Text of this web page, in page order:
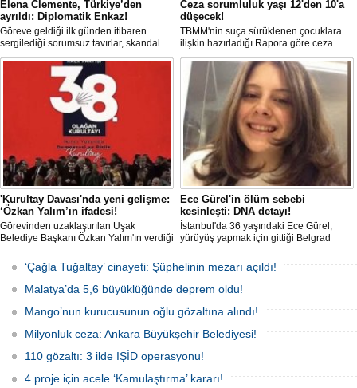
Elena Clemente, Türkiye’den
ayrıldı: Diplomatik Enkaz!
Göreve geldiği ilk günden itibaren
sergilediği sorumsuz tavırlar, skandal
kararlar ve özellikle Türk öğrencilere
uyguladığı vize ambargosuyla tepkilerin
odağında olan İtalya’nın İstanbul
Başkonsolosu Elena Clemente’nin
Türkiye’deki görevi nihayet sona erdi.
Ceza sorumluluk yaşı 12'den 10'a
düşecek!
TBMM'nin suça sürüklenen çocuklara
ilişkin hazırladığı Rapora göre ceza
sorumluluğu yaşının; 12'den 10'a
düşürülmesi planlanıyor.
'Kurultay Davası'nda yeni gelişme:
‘Özkan Yalım’ın ifadesi!
Görevinden uzaklaştırılan Uşak
Belediye Başkanı Özkan Yalım'ın verdiği
Ece Gürel'in ölüm sebebi
kesinleşti: DNA detayı!
İstanbul'da 36 yaşındaki Ece Gürel,
yürüyüş yapmak için gittiği Belgrad
karıştı. 4 gün sonra sağ bulunan ancak
kaldırıldığı hastanede hayatını
kaybeden Ece'nin ölümüyle ilgili
soruşturma tamamlanırken, dikkat
çeken detaylar yer aldı.
‘Çağla Tuğaltay’ cinayeti: Şüphelinin mezarı açıldı!
Malatya’da 5,6 büyüklüğünde deprem oldu!
Mango’nun kurucusunun oğlu gözaltına alındı!
Milyonluk ceza: Ankara Büyükşehir Belediyesi!
110 gözaltı: 3 ilde IŞİD operasyonu!
4 proje için acele ‘Kamulaştırma’ kararı!